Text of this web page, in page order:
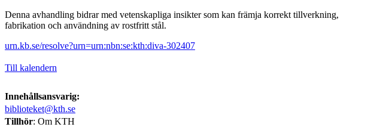
Denna avhandling bidrar med vetenskapliga insikter som kan främja korrekt tillverkning,
fabrikation och användning av rostfritt stål.
urn.kb.se/resolve?urn=urn:nbn:se:kth:diva-302407
Till kalendern
Innehållsansvarig:
biblioteket@kth.se
Tillhör: Om KTH